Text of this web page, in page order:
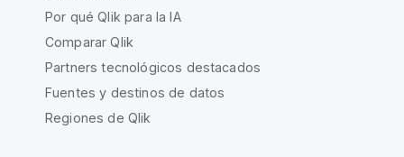
Por qué Qlik para la IA
Comparar Qlik
Partners tecnológicos destacados
Fuentes y destinos de datos
Regiones de Qlik